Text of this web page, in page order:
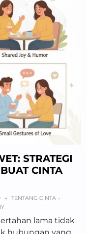
STRATEGI
CINTA
+
TENTANG CINTA
lama tidak